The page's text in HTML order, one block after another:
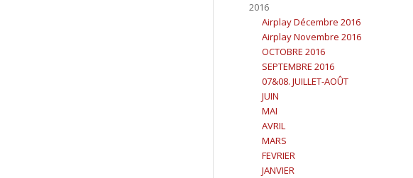
2016
Airplay Décembre 2016
Airplay Novembre 2016
OCTOBRE 2016
SEPTEMBRE 2016
07&08. JUILLET-AOÛT
JUIN
MAI
AVRIL
MARS
FEVRIER
JANVIER